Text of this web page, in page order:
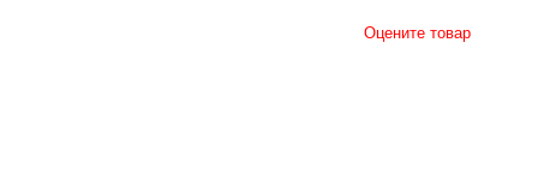
Оцените товар